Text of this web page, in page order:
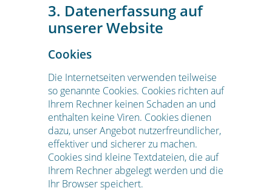
3. Datenerfassung auf
unserer Website
Cookies
Die Internetseiten verwenden teilweise
so genannte Cookies. Cookies richten auf
Ihrem Rechner keinen Schaden an und
enthalten keine Viren. Cookies dienen
dazu, unser Angebot nutzerfreundlicher,
effektiver und sicherer zu machen.
Cookies sind kleine Textdateien, die auf
Ihrem Rechner abgelegt werden und die
Ihr Browser speichert.